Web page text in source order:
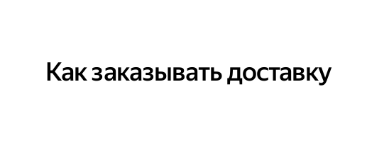
Как заказывать доставку